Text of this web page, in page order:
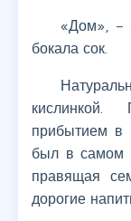
«Дом», –
бокала сок.
кислинкой.
прибытием
был в самом
правящая
дорогие